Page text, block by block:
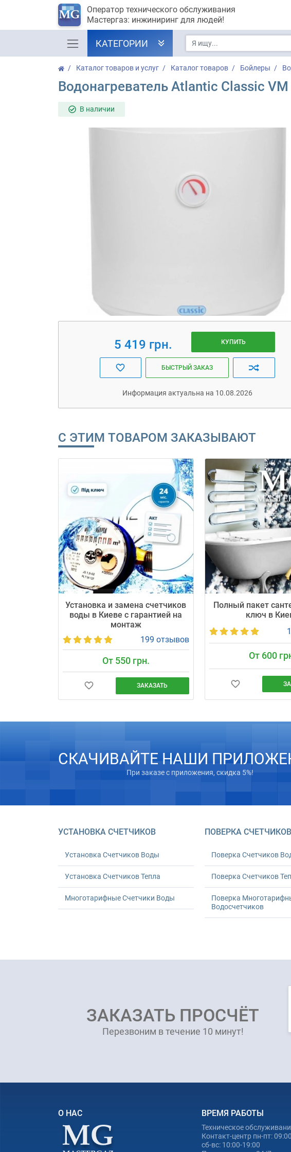
Оператор технического обслуживания
Мастергаз: инжиниринг для людей!
КАТЕГОРИИ
Каталог товаров и услуг Каталог товаров Бойлеры
Водонагреватель Atlantic Classic
В наличии
5 419 грн. КУПИТЬ
БЫСТРЫЙ ЗАКАЗ
Информация актуальна на 10.08.2026
С ЭТИМ ТОВАРОМ ЗАКАЗЫВАЮТ
Установка и замена счетчиков
воды в Киеве с гарантией на
монтаж
199 отзывов
От 550 грн.
ЗАКАЗАТЬ
1 или 1 080 грн за 2; акт и проверка
Полный пакет
ключ в
От 600
месяца. Работы любой
СКАЧИВАЙТЕ НАШИ
При заказе с приложения, скидка 5%!
УСТАНОВКА СЧЕТЧИКОВ
Установка Счетчиков Воды
Установка Счетчиков Тепла
Многотарифные Счетчики Воды
ПОВЕРКА СЧЕТЧИКОВ
Поверка Счетчиков
Поверка Счетчиков
Поверка
Водосчетчиков
ЗАКАЗАТЬ ПРОСЧЁТ
Перезвоним в течение 10 минут!
О НАС ВРЕМЯ РАБОТЫ
Техническое
Контакт-центр пн-пт:
сб-вс: 10:00-19:00